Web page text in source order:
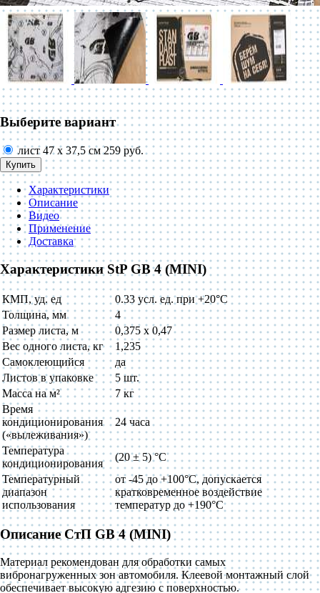
Выберите вариант
лист 47 х 37,5 см259 руб.
Купить
Характеристики
Описание
Видео
Применение
Доставка
Характеристики StP GB 4 (MINI)
КМП, уд. ед
0.33 усл. ед. при +20°C
Толщина, мм
4
Размер листа, м
0,375 x 0,47
Вес одного листа, кг
1,235
Самоклеющийся
да
Листов в упаковке
5 шт.
Масса на м²
7 кг
Время
кондиционирования
(«вылеживания»)
24 часа
Температура
кондиционирования
(20 ± 5) °C
Температурный
диапазон
использования
от -45 до +100°С, допускается
кратковременное воздействие
температур до +190°С
Описание СтП GB 4 (MINI)
Материал рекомендован для обработки самых
вибронагруженных зон автомобиля. Клеевой монтажный слой
обеспечивает высокую адгезию с поверхностью.